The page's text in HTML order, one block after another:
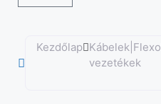
Kezdőlap Kábelek|Flexo
vezetékek